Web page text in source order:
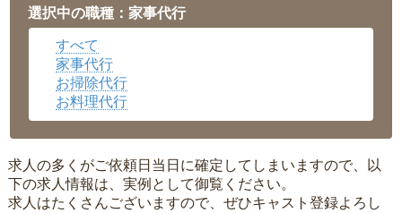
岡山県▼
広島県▼
沖縄県
選択中の職種：家事代行
すべて
家事代行
お掃除代行
お料理代行
求人の多くがご依頼日当日に確定してしまいますので、以
下の求人情報は、実例として御覧ください。
求人はたくさんございますので、ぜひキャスト登録よろし